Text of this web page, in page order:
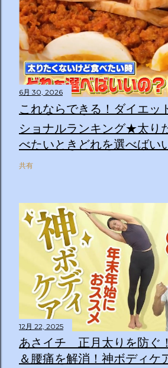
6月 30, 2026
これならできる！ダイエッ
ショナルランキング★太り
べたいときどれを選べばい
共有
12月 22, 2025
あさイチ 正月太りを防ぐ
＆腰痛を解消！神ボディケ